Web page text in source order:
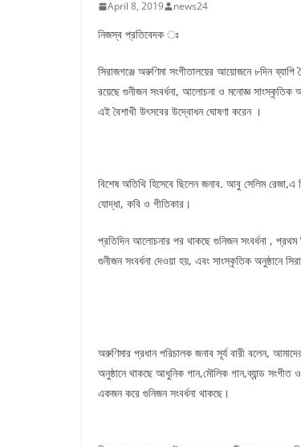
April 8, 2019 news24
নিজস্ব প্রতিবেদক ঃ
সিরাজগঞ্জে অরুণিমা সংগীতালয়ের আয়োজনে ৮দিন
রয়েছে গুনীজন সংবর্ধনা, আলোচনা ও মনোজ্ঞ সাংস্কৃতিক
এই বৈশাখী উৎসবের উদ্বোধন ঘোষণা করেন ।
বিশেষ অতিথি হিসেবে ছিলেন জনাব. আবু সেলিম
যোদ্ধা, কবি ও গীতিকার।
প্রতিদিন আলোচনার পর থাকছে গুনিজন সংবর্ধনা ,
গুনীজন সংবর্ধনা দেওয়া হয়, এবং সাংস্কৃতিক অনুষ্ঠানে
অরুণিমার প্রধান পরিচালক জনাব সূর্য বারী বলেন,
অনুষ্ঠানে থাকছে আধুনিক গান,মৌলিক গান,ব্যান্ড
একজন করে গুনিজন সংবর্ধনা থাকছে।